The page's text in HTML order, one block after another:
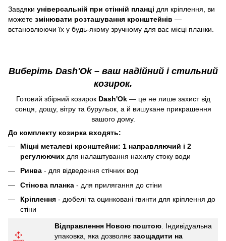
Завдяки універсальній при стінній планці для кріплення, ви
можете змінювати розташування кронштейнів —
встановлюючи їх у будь-якому зручному для вас місці планки.
Виберіть Dash'Ok – ваш надійний і стильний
козирок.
Готовий збірний козирок Dash'Ok— це не лише захист від
сонця, дощу, вітру та бурульок, а й вишукане прикрашення
вашого дому.
До комплекту козирка входять:
Міцні металеві кронштейни: 1 направляючий і 2
регулюючих для налаштування нахилу стоку води
Ринва - для відведення стічних вод
Стінова планка - для прилягання до стіни
Кріплення - дюбелі та оцинковані гвинти для кріплення до
стіни
Відправлення Новою поштою. Індивідуальна
упаковка, яка дозволяє заощадити на